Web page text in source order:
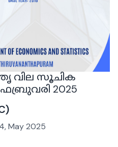
വില സൂചിക
2025
May 2025